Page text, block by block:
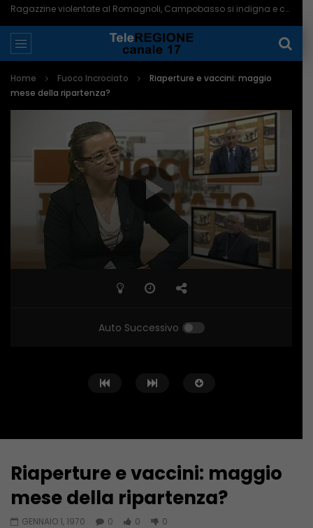
Ragazzine violentate al Romagnoli, Campobasso si indigna e chiede più controlli – 06/08/2026
Home Fuoco Incrociato
Riaperture e vaccini: maggio
mese della ripartenza?
Auto Successivo
Guarda Dopo
Fuoco Incrociato… in Libia
Riaperture e vaccini: maggio
mese della ripartenza?
GENNAIO 1, 1970 0 0 0